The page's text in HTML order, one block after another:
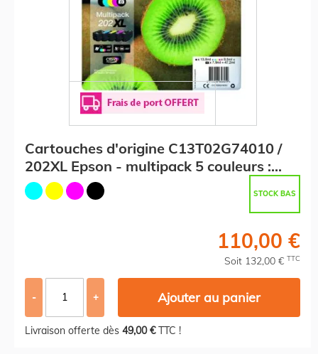
Cartouches d'origine C13T02G74010 /
202XL Epson - multipack 5 couleurs :
noire, cyan, magenta, jaune
STOCK BAS
110,00 €
Soit 132,00 € TTC
- + Ajouter au panier
Livraison offerte dès 49,00 €TTC !